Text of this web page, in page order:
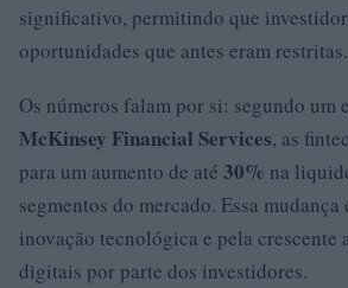
significativo, permitindo que
oportunidades que antes eram restritas.
Os números falam por si: segundo um
McKinsey Financial Services, as
para um aumento de até 30% na
segmentos do mercado. Essa
inovação tecnológica e pela crescente
digitais por parte dos investidores.